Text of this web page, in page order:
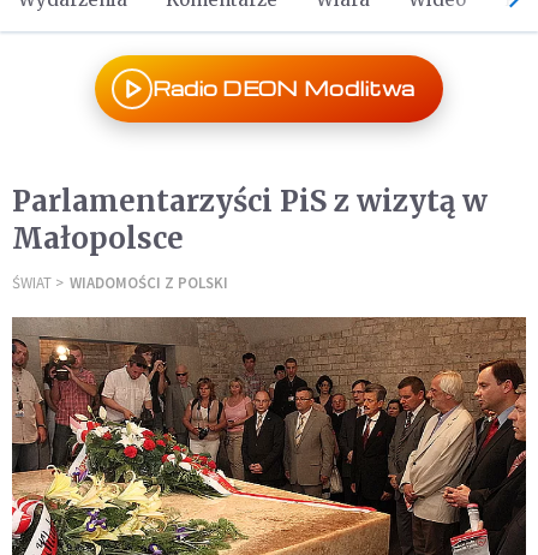
Radio DEON Modlitwa
Parlamentarzyści PiS z wizytą w
Małopolsce
ŚWIAT WIADOMOŚCI Z POLSKI